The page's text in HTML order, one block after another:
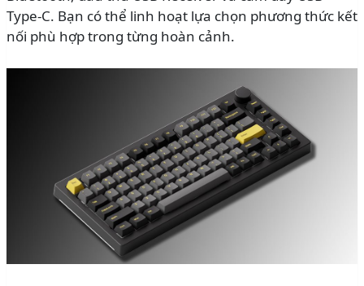
Type-C. Bạn có thể linh hoạt lựa chọn phương thức kết
nối phù hợp trong từng hoàn cảnh.